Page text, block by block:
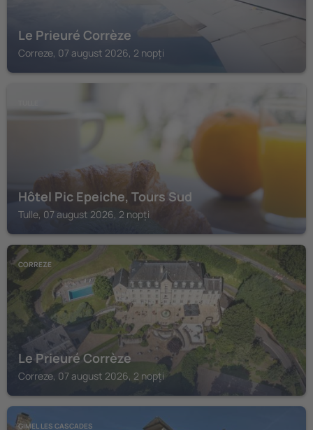
Le Prieuré Corrèze
Correze, 07 august 2026, 2 nopți
Hôtel Pic Epeiche, Tours Sud
Tulle, 07 august 2026, 2 nopți
CORREZE
Le Prieuré Corrèze
Correze, 07 august 2026, 2 nopți
GIMEL LES CASCADES